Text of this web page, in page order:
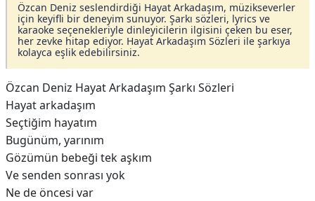
Özcan Deniz seslendirdiği Hayat Arkadaşım, müzikseverler
için keyifli bir deneyim sunuyor. Şarkı sözleri, lyrics ve
karaoke seçenekleriyle dinleyicilerin ilgisini çeken bu eser,
her zevke hitap ediyor. Hayat Arkadaşım Sözleri ile şarkıya
kolayca eşlik edebilirsiniz.
Özcan Deniz Hayat Arkadaşım Şarkı Sözleri
Hayat arkadaşım
Seçtiğim hayatım
Bugünüm, yarınım
Gözümün bebeği tek aşkım
Ve senden sonrası yok
Ne de öncesi var